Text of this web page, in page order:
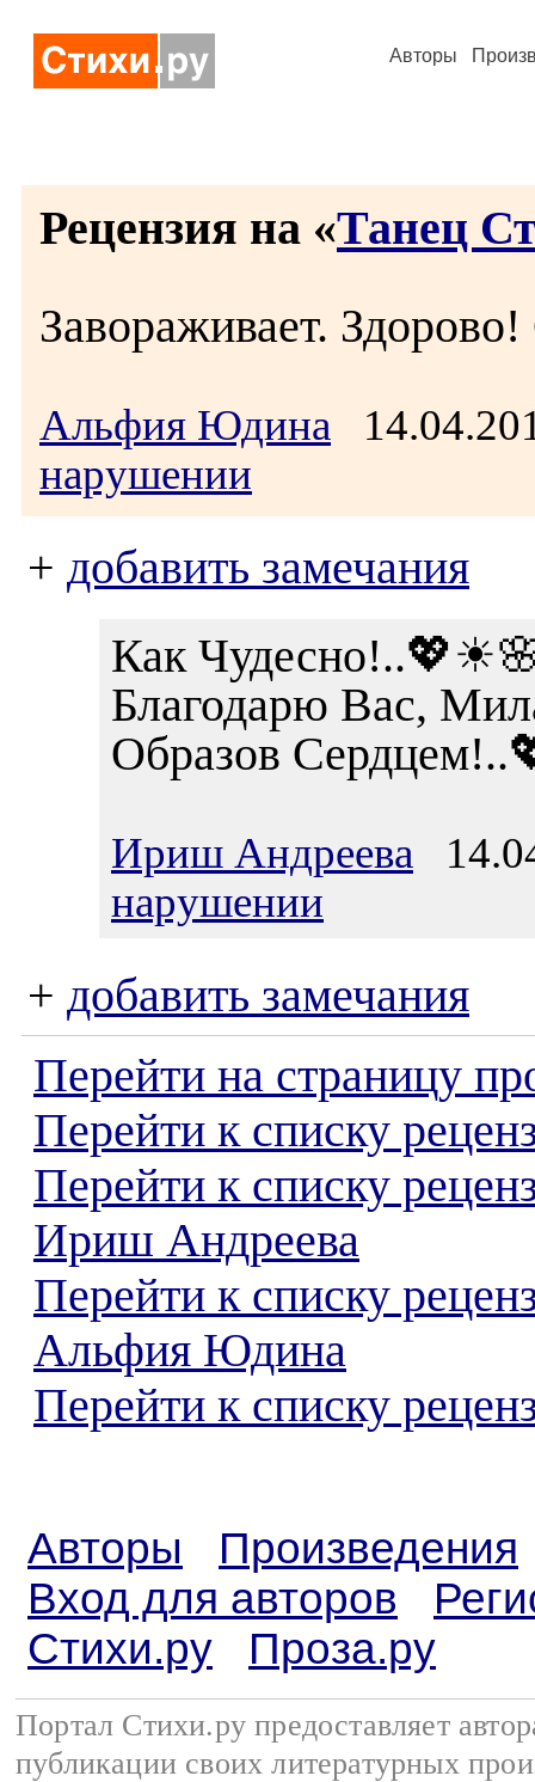
Авторы
Рецензия на «Танец
Завораживает.
Альфия Юдина
нарушении
+ добавить замечания
Как
Благодарю Вас,
Образов
Ириш Андреева
нарушении
+ добавить замечания
Перейти на страницу
Перейти к списку
Перейти к списку
Ириш Андреева
Перейти к списку
Альфия Юдина
Перейти к списку
Авторы
Произведения
Вход для авторов
Стихи.ру
Проза.ру
Портал Стихи.ру предоставляет
публикации своих литературных